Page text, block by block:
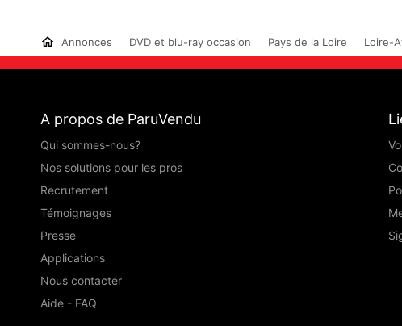
Annonces DVD et blu-ray occasion Pays de la Loire Loire-
A propos de ParuVendu
Qui sommes-nous?
Nos solutions pour les pros
Recrutement
Témoignages
Presse
Applications
Nous contacter
Aide - FAQ